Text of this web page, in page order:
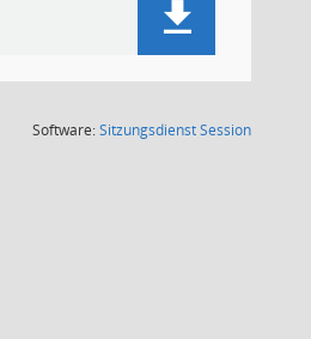
Software:SitzungsdienstSession(Wird in